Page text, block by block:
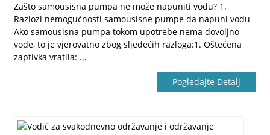
Zašto samousisna pumpa ne može napuniti vodu? 1.
Razlozi nemogućnosti samousisne pumpe da napuni vodu
Ako samousisna pumpa tokom upotrebe nema dovoljno
vode, to je vjerovatno zbog sljedećih razloga:1. Oštećena
zaptivka vratila: ...
Pogledajte Detalj